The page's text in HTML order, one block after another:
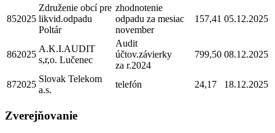
852025
Združenie obcí pre
likvid.odpadu
Poltár
zhodnotenie
odpadu za mesiac
november
157,41 05.12.2025
862025
A.K.I.AUDIT
s,r,o. Lučenec
Audit
účtov.závierky
za r.2024
799,50 08.12.2025
872025
Slovak Telekom
a.s.
telefón 24,17 18.12.2025
Zverejňovanie